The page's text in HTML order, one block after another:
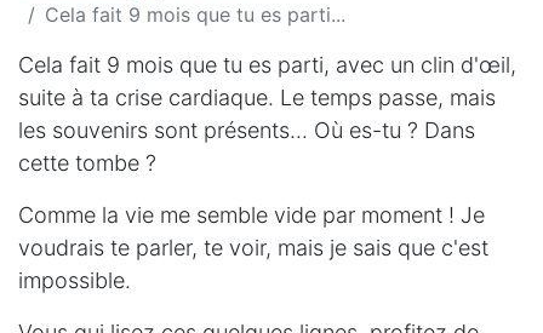
Cela fait 9 mois que tu es parti...
Cela fait 9 mois que tu es parti, avec un clin d'œil,
suite à ta crise cardiaque. Le temps passe, mais
les souvenirs sont présents... Où es-tu ? Dans
cette tombe ?
Comme la vie me semble vide par moment ! Je
voudrais te parler, te voir, mais je sais que c'est
impossible.